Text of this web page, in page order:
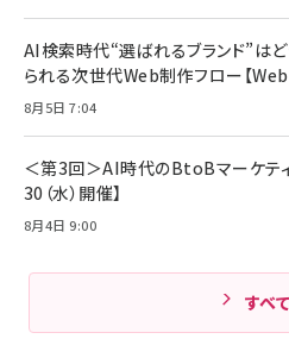
Amazonランキ
ケーブル Anker絡
ド付き USB PD対
17 / 16 / 15 /
Pro/Air 各種対応
￥1,890
￥4,857
AI検索時代“選ばれるブランド”は
られる次世代Web制作フロー【
8月5日 7:04
＜第3回＞AI時代のBtoBマーケティ
30（水）開催】
8月4日 9:00
すべ